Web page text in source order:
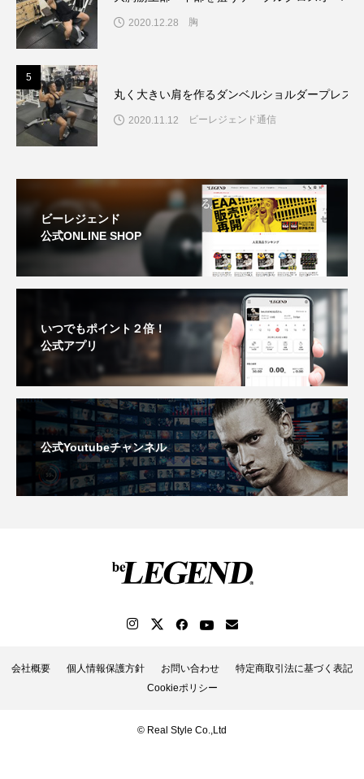
2020.12.28 胸
5
丸く大きい肩を作るダンベルショルダープレス
2020.11.12 ビーレジェンド通信
ビーレジェンド
公式ONLINE SHOP
いつでもポイント２倍！
公式アプリ
公式Youtubeチャンネル
会社概要 個人情報保護方針 お問い合わせ
特定商取引法に基づく表記
Cookieポリシー
© Real Style Co.,Ltd